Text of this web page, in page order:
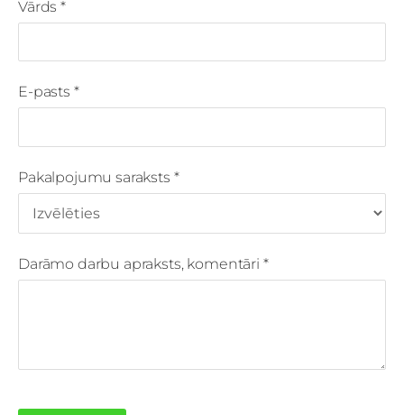
Vārds*
E-pasts *
Pakalpojumu saraksts *
Darāmo darbu apraksts, komentāri *